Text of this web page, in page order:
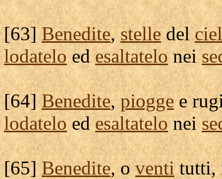
[63]Benedite,stelledel
lodateloedesaltatelonei
[64]Benedite,pioggee
lodateloedesaltatelonei
[65]Benedite, oventi